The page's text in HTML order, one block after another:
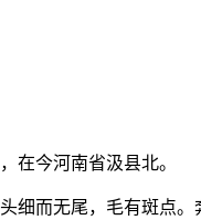
在今河南省汲县北。
细而无尾，毛有斑点。